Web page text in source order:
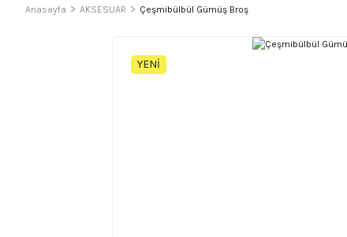
Anasayfa AKSESUAR Çeşmibülbül Gümüş Broş
YENİ